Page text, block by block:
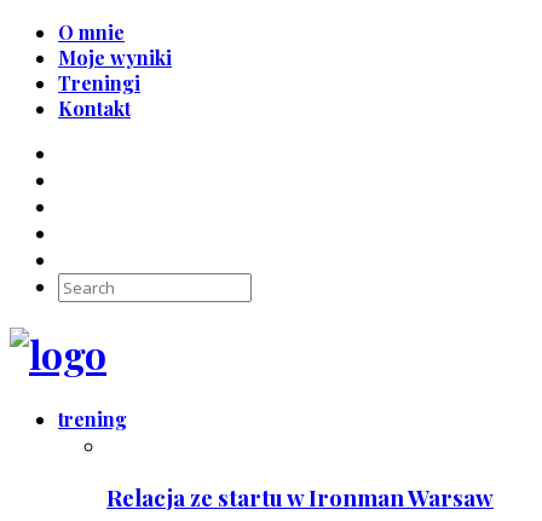
O mnie
Moje wyniki
Treningi
Kontakt
trening
Relacja ze startu w Ironman Warsaw